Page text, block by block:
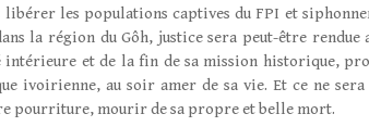
les populations captives du FPI et
la région du Gôh, justice sera peut-être
intérieure et de la fin de sa mission historique,
ivoirienne, au soir amer de sa vie. Et ce ne
pourriture, mourir de sa propre et belle mort.